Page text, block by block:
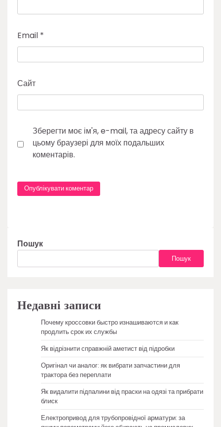
Email *
Сайт
Зберегти моє ім'я, e-mail, та адресу сайту в
цьому браузері для моїх подальших
коментарів.
Пошук
Пошук
Недавні записи
Почему кроссовки быстро изнашиваются и как
продлить срок их службы
Як відрізнити справжній аметист від підробки
Оригінал чи аналог: як вибрати запчастини для
трактора без переплати
Як видалити підпалини від праски на одязі та прибрати
блиск
Електропривод для трубопровідної арматури: за